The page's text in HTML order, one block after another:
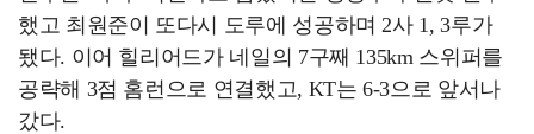
했고 최원준이 또다시 도루에 성공하며 2사 1, 3루가
됐다. 이어 힐리어드가 네일의 7구째 135km 스위퍼를
공략해 3점 홈런으로 연결했고, KT는 6-3으로 앞서나
갔다.